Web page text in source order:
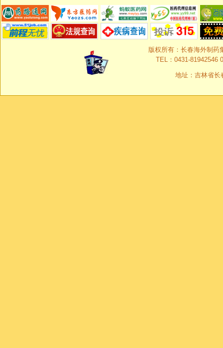
版权所有：长春海外制药
TEL：0431-81942546
地址：吉林省长